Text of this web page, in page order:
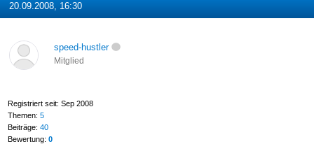
20.09.2008, 16:30
speed-hustler
Mitglied
Registriert seit: Sep 2008
Themen: 5
Beiträge: 40
Bewertung: 0